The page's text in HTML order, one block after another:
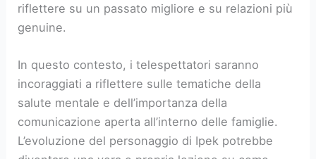
riflettere su un passato migliore e su relazioni più
genuine.
In questo contesto, i telespettatori saranno
incoraggiati a riflettere sulle tematiche della
salute mentale e dell’importanza della
comunicazione aperta all’interno delle famiglie.
L’evoluzione del personaggio di Ipek potrebbe